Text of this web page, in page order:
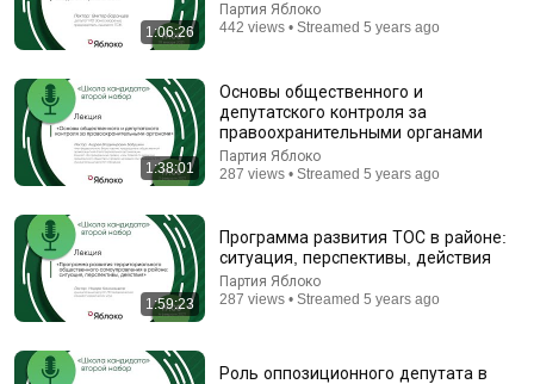
Great Soviet Actresses with Jewish Roots:
Ranevskaya, Peltzer, Bystritskaya. Faina Bulavina
Sheinkin40
New
85K views
1:06:26
Партия Яблоко
442 views • Streamed 5 years ago
1:38:01
Основы общественного и
депутатского контроля за
правоохранительными органами
Партия Яблоко
287 views • Streamed 5 years ago
1:59:23
Программа развития ТОС в районе:
ситуация, перспективы, действия
Партия Яблоко
287 views • Streamed 5 years ago
Роль оппозиционного депутата в